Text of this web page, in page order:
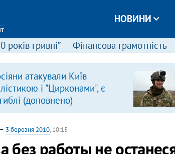
НОВИНИ
років гривні” Фінансова грамотність
атакували Київ
і "Цирконами", є
(доповнено)
3 березня 2010, 10:15
без работы не